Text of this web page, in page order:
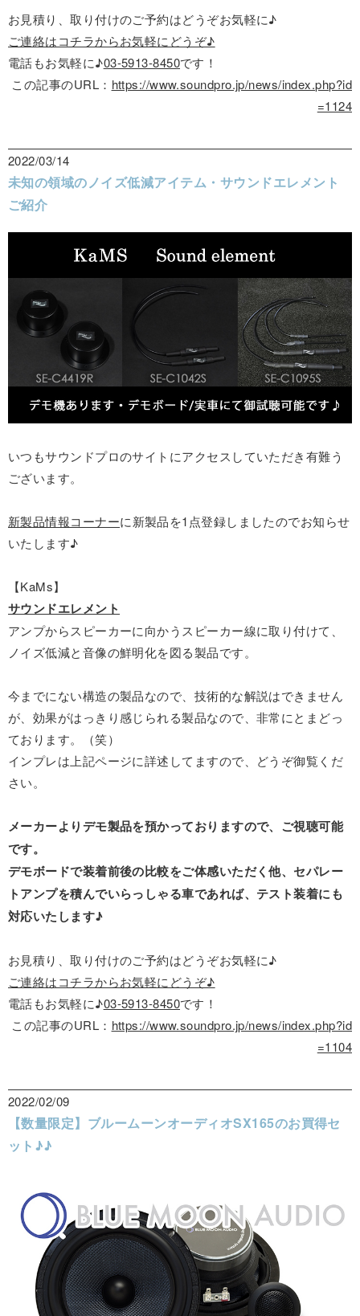
お見積り、取り付けのご予約はどうぞお気軽に♪
ご連絡はコチラからお気軽にどうぞ♪
電話もお気軽に♪03-5913-8450です！
この記事のURL： https://www.soundpro.jp/news/index.php?id
=1124
2022/03/14
未知の領域のノイズ低減アイテム・サウンドエレメント
ご紹介
いつもサウンドプロのサイトにアクセスしていただき有難う
ございます。
新製品情報コーナーに新製品を1点登録しましたのでお知らせ
いたします♪
【KaMs】
サウンドエレメント
アンプからスピーカーに向かうスピーカー線に取り付けて、
ノイズ低減と音像の鮮明化を図る製品です。
今までにない構造の製品なので、技術的な解説はできません
が、効果がはっきり感じられる製品なので、非常にとまどっ
ております。（笑）
インプレは上記ページに詳述してますので、どうぞ御覧くだ
さい。
メーカーよりデモ製品を預かっておりますので、ご視聴可能
です。
デモボードで装着前後の比較をご体感いただく他、セパレー
トアンプを積んでいらっしゃる車であれば、テスト装着にも
対応いたします♪
お見積り、取り付けのご予約はどうぞお気軽に♪
ご連絡はコチラからお気軽にどうぞ♪
電話もお気軽に♪03-5913-8450です！
この記事のURL： https://www.soundpro.jp/news/index.php?id
=1104
2022/02/09
【数量限定】ブルームーンオーディオSX165のお買得セ
ット♪♪